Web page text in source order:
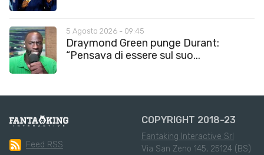
5 Agosto 2026 - 09:45
Draymond Green punge Durant:
“Pensava di essere sul suo...
Feed RSS
COPYRIGHT 2018-23
Fantaking Interactive Srl
Via San Zeno 145, 25124 (BS)